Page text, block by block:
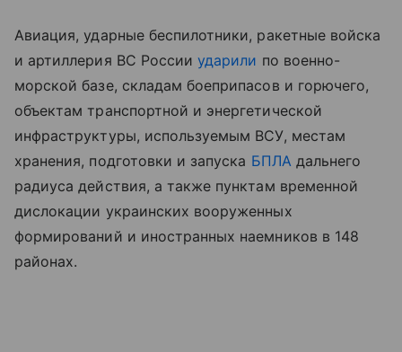
Авиация, ударные беспилотники, ракетные войска
и артиллерия ВС Россииударили по военно-
морской базе, складам боеприпасов и горючего,
объектам транспортной и энергетической
инфраструктуры, используемым ВСУ, местам
хранения, подготовки и запуска БПЛА дальнего
радиуса действия, а также пунктам временной
дислокации украинских вооруженных
формирований и иностранных наемников в 148
районах.